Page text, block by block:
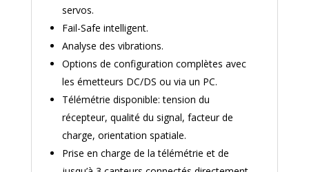
servos.
Fail-Safe intelligent.
Analyse des vibrations.
Options de configuration complètes avec
les émetteurs DC/DS ou via un PC.
Télémétrie disponible: tension du
récepteur, qualité du signal, facteur de
charge, orientation spatiale.
Prise en charge de la télémétrie et de